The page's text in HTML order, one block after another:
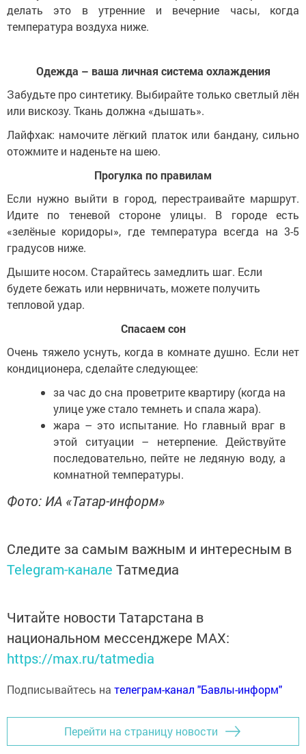
делать это в утренние и вечерние часы, когда
температура воздуха ниже.
Одежда – ваша личная система охлаждения
Забудьте про синтетику. Выбирайте только светлый лён
или вискозу. Ткань должна «дышать».
Лайфхак: намочите лёгкий платок или бандану, сильно
отожмите и наденьте на шею.
Прогулка по правилам
Если нужно выйти в город, перестраивайте маршрут.
Идите по теневой стороне улицы. В городе есть
«зелёные коридоры», где температура всегда на 3-5
градусов ниже.
Дышите носом. Старайтесь замедлить шаг. Если
будете бежать или нервничать, можете получить
тепловой удар.
Спасаем сон
Очень тяжело уснуть, когда в комнате душно. Если нет
кондиционера, сделайте следующее:
за час до сна проветрите квартиру (когда на
улице уже стало темнеть и спала жара).
жара – это испытание. Но главный враг в
этой ситуации – нетерпение. Действуйте
последовательно, пейте не ледяную воду, а
комнатной температуры.
Фото: ИА «Татар-информ»
Следите за самым важным и интересным в
Telegram-канале Татмедиа
Читайте новости Татарстана в
национальном мессенджере MАХ:
https://max.ru/tatmedia
Подписывайтесь на телеграм-канал "Бавлы-информ"
Перейти на страницу новости